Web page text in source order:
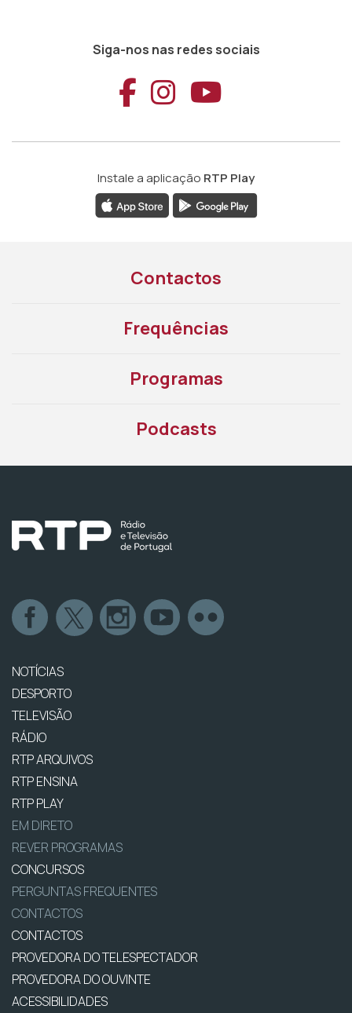
Siga-nos nas redes sociais
Aceder ao
Aceder ao
Aceder
Instale a aplicação RTP Play
Contactos
Frequências
Programas
Podcasts
NOTÍCIAS
DESPORTO
TELEVISÃO
RÁDIO
RTP ARQUIVOS
RTP ENSINA
RTP PLAY
EM DIRETO
REVER PROGRAMAS
CONCURSOS
PERGUNTAS FREQUENTES
CONTACTOS
CONTACTOS
PROVEDORA DO TELESPECTADOR
PROVEDORA DO OUVINTE
ACESSIBILIDADES